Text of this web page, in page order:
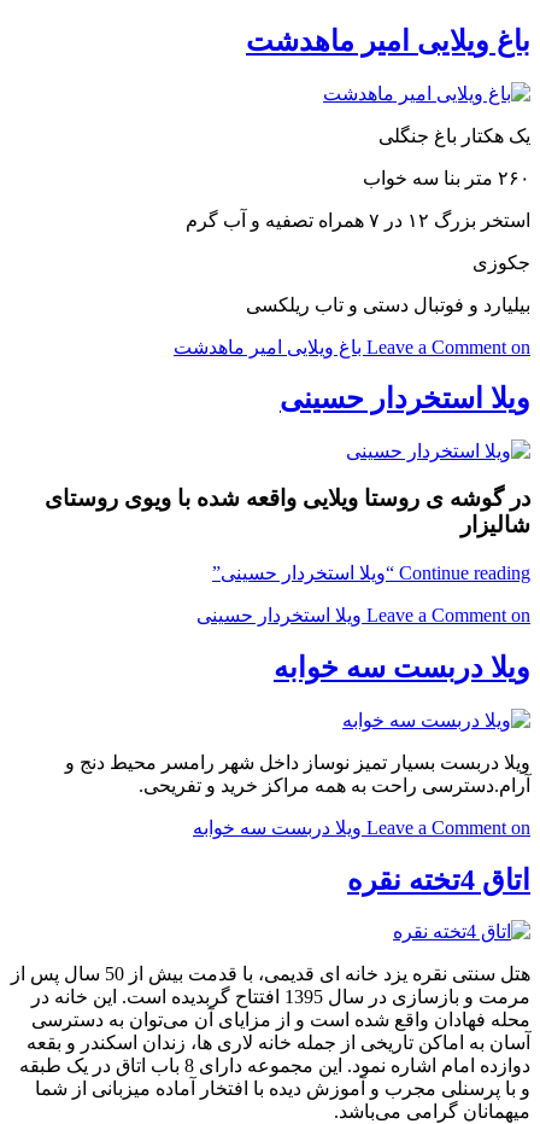
باغ ویلایی امیر ماهدشت
یک هکتار باغ جنگلی
۲۶۰ متر بنا سه خواب
استخر بزرگ ۱۲ در ۷ همراه تصفیه و آب گرم
جکوزی
بیلیارد و فوتبال دستی و تاب ریلکسی
Leave a Comment on باغ ویلایی امیر ماهدشت
ویلا استخردار حسینی
در گوشه ی روستا ویلایی واقعه شده با ویوی روستای
شالیزار
Continue reading “ویلا استخردار حسینی”
Leave a Comment on ویلا استخردار حسینی
ویلا دربست سه خوابه
ویلا دربست بسیار تمیز نوساز داخل شهر رامسر محیط دنج و
آرام.دسترسی راحت به همه مراکز خرید و تفریحی.
Leave a Comment on ویلا دربست سه خوابه
اتاق 4تخته نقره
هتل سنتی نقره یزد خانه ای قدیمی، با قدمت بیش از 50 سال پس از
مرمت و بازسازی در سال 1395 افتتاح گربدیده است. این خانه در
محله فهادان واقع شده است و از مزایای آن می‌توان به دسترسی
آسان به اماکن تاریخی از جمله خانه لاری ها، زندان اسکندر و بقعه
دوازده امام اشاره نمود. این مجموعه دارای 8 باب اتاق در یک طبقه
و با پرسنلی مجرب و آموزش دیده با افتخار آماده میزبانی از شما
میهمانان گرامی می‌باشد.